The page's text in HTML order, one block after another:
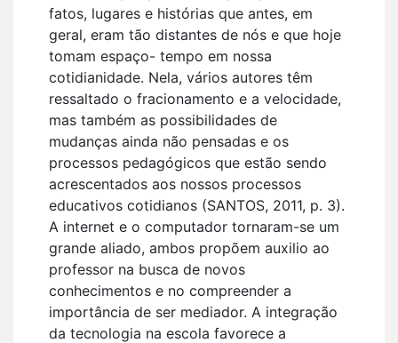
fatos, lugares e histórias que antes, em
geral, eram tão distantes de nós e que hoje
tomam espaço- tempo em nossa
cotidianidade. Nela, vários autores têm
ressaltado o fracionamento e a velocidade,
mas também as possibilidades de
mudanças ainda não pensadas e os
processos pedagógicos que estão sendo
acrescentados aos nossos processos
educativos cotidianos (SANTOS, 2011, p. 3).
A internet e o computador tornaram-se um
grande aliado, ambos propõem auxilio ao
professor na busca de novos
conhecimentos e no compreender a
importância de ser mediador. A integração
da tecnologia na escola favorece a